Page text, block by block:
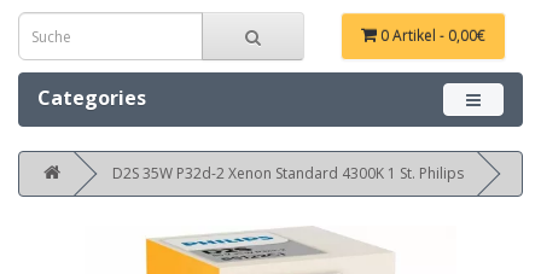
0 Artikel - 0,00€
Categories Menü
D2S 35W P32d-2 Xenon Standard 4300K 1 St. Philips